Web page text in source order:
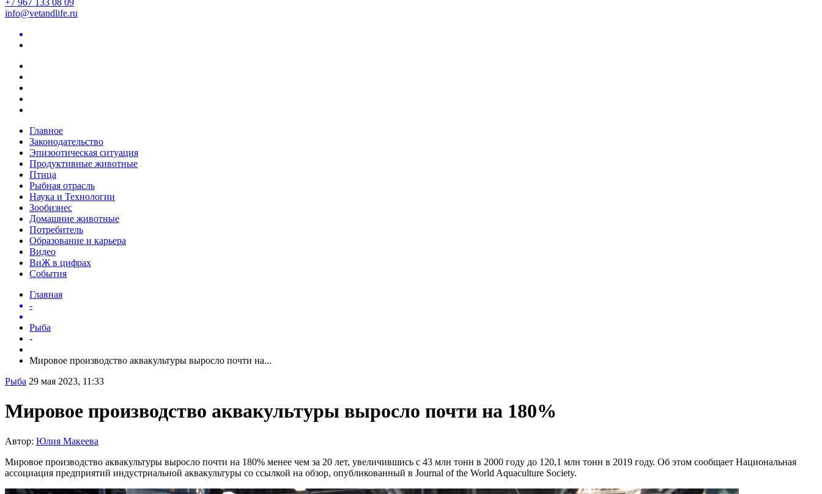
info@vetandlife.ru
Главное
Законодательство
Эпизоотическая ситуация
Продуктивные животные
Птица
Рыбная отрасль
Наука и Технологии
Зообизнес
Домашние животные
Потребитель
Образование и карьера
Видео
ВиЖ в цифрах
События
Главная
-
Рыба
-
Мировое производство аквакультуры выросло почти на...
Рыба 29 мая 2023, 11:33
Мировое производство аквакультуры выросло почти на 180%
Автор: Юлия Макеева
Мировое производство аквакультуры выросло почти на 180% менее чем за 20 лет, увеличившись с 43 млн тонн в 2000 году до 120,1 млн тонн в 2019 году. Об этом сообщает Национальная
ассоциация предприятий индустриальной аквакультуры со ссылкой на обзор, опубликованный в Journal of the World Aquaculture Society.